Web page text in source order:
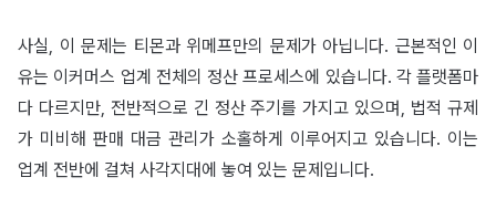
사실, 이 문제는 티몬과 위메프만의 문제가 아닙니다. 근본적인 이
유는 이커머스 업계 전체의 정산 프로세스에 있습니다. 각 플랫폼마
다 다르지만, 전반적으로 긴 정산 주기를 가지고 있으며, 법적 규제
가 미비해 판매 대금 관리가 소홀하게 이루어지고 있습니다. 이는
업계 전반에 걸쳐 사각지대에 놓여 있는 문제입니다.